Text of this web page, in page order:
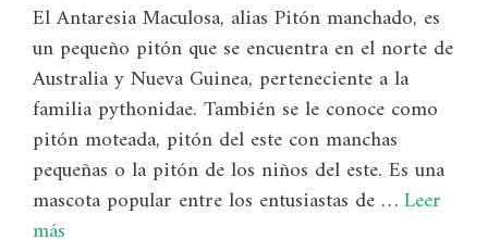
El Antaresia Maculosa, alias Pitón manchado, es
un pequeño pitón que se encuentra en el norte de
Australia y Nueva Guinea, perteneciente a la
familia pythonidae. También se le conoce como
pitón moteada, pitón del este con manchas
pequeñas o la pitón de los niños del este. Es una
mascota popular entre los entusiastas de …Leer
más